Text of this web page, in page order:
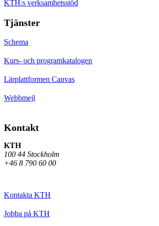
KTH:s verksamhetsstöd
Tjänster
Schema
Kurs- och programkatalogen
Lärplattformen Canvas
Webbmejl
Kontakt
KTH
100 44 Stockholm
+46 8 790 60 00
Kontakta KTH
Jobba på KTH